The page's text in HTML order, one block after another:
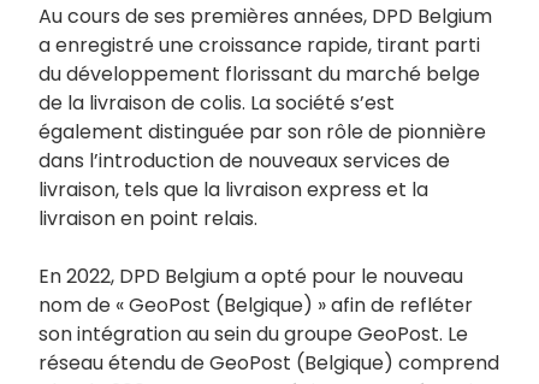
Au cours de ses premières années, DPD Belgium
a enregistré une croissance rapide, tirant parti
du développement florissant du marché belge
de la livraison de colis. La société s’est
également distinguée par son rôle de pionnière
dans l’introduction de nouveaux services de
livraison, tels que la livraison express et la
livraison en point relais.
En 2022, DPD Belgium a opté pour le nouveau
nom de « GeoPost (Belgique) » afin de refléter
son intégration au sein du groupe GeoPost. Le
réseau étendu de GeoPost (Belgique) comprend